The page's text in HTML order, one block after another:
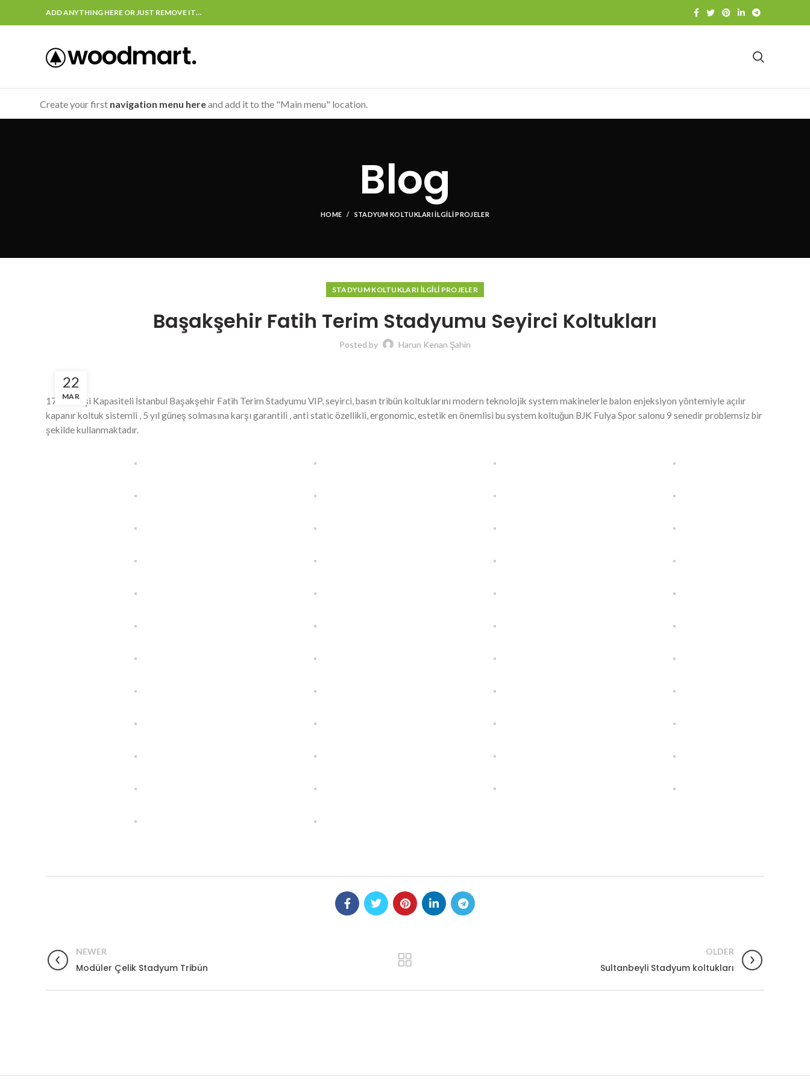
ADD ANYTHING HERE OR JUST REMOVE IT…
Create your first navigation menu hereand add it to the "Main menu" location.
Blog
HOME STADYUM KOLTUKLARI İLGILI PROJELER
STADYUM KOLTUKLARI İLGILI PROJELER
Başakşehir Fatih Terim Stadyumu Seyirci Koltukları
Posted by Harun Kenan Şahin
22
MAR
17.319 kişi Kapasiteli İstanbul Başakşehir Fatih Terim Stadyumu VIP, seyirci, basın tribün koltuklarını modern teknolojik system makinelerle balon enjeksiyon yöntemiyle açılır
kapanır koltuk sistemli , 5 yıl güneş solmasına karşı garantili , anti static özellikli, ergonomic, estetik en önemlisi bu system koltuğun BJK Fulya Spor salonu 9 senedir problemsiz bir
şekilde kullanmaktadır.
NEWER
Modüler Çelik Stadyum Tribün
OLDER
Sultanbeyli Stadyum koltukları